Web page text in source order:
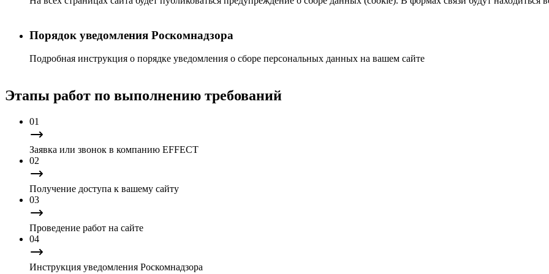
Порядок уведомления Роскомнадзора
Подробная инструкция о порядке уведомления о сборе персональных данных на вашем сайте
Этапы работ по выполнению требований
01
Заявка или звонок в компанию EFFECT
02
Получение доступа к вашему сайту
03
Проведение работ на сайте
04
Инструкция уведомления Роскомнадзора